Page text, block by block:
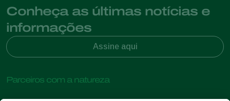
Conheça as últimas notícias e
informações
Assine aqui
Parceiros com a natureza